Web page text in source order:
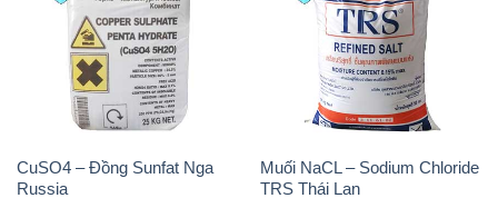
CuSO4 – Đồng Sunfat Nga
Russia
Muối NaCL – Sodium Chloride
TRS Thái Lan